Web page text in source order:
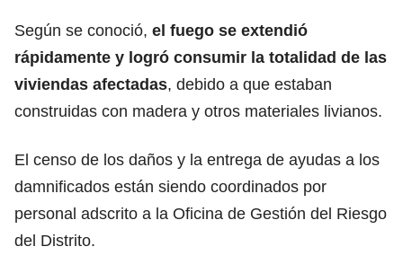
Según se conoció, el fuego se extendió
rápidamente y logró consumir la totalidad de las
viviendas afectadas, debido a que estaban
construidas con madera y otros materiales livianos.
El censo de los daños y la entrega de ayudas a los
damnificados están siendo coordinados por
personal adscrito a la Oficina de Gestión del Riesgo
del Distrito.